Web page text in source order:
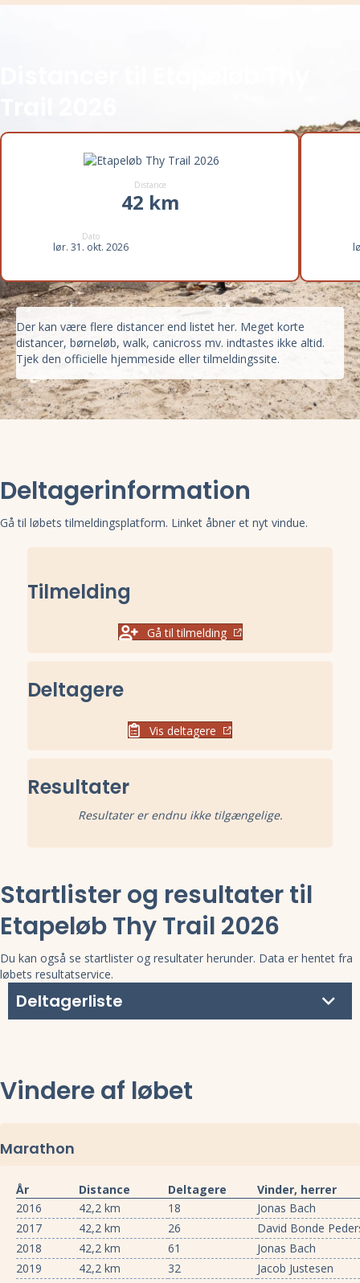
Distance
42 km
Dato
lør. 31. okt. 2026
Der kan være flere distancer end listet her. Meget korte
distancer, børneløb, walk, canicross mv. indtastes ikke altid.
Tjek den officielle hjemmeside eller tilmeldingssite.
Deltagerinformation
Gå til løbets tilmeldingsplatform. Linket åbner et nyt vindue.
Tilmelding
Gå til tilmelding
Deltagere
Vis deltagere
Resultater
Resultater er endnu ikke tilgængelige.
Startlister og resultater til
Etapeløb Thy Trail 2026
Du kan også se startlister og resultater herunder. Data er hentet fra
løbets resultatservice.
Deltagerliste
Vindere af løbet
Marathon
År Distance Deltagere
Vinder, herrer
2016
42,2 km 18
Jonas Bach
2017
42,2 km 26
David Bonde
2018
42,2 km 61
Jonas Bach
2019
42,2 km 32
Jacob Justesen